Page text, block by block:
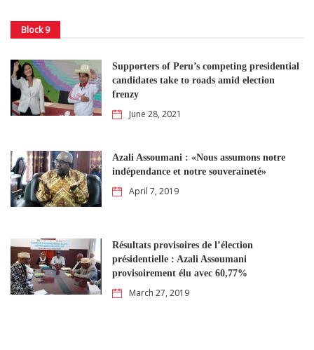
Block 9
Supporters of Peru’s competing presidential
candidates take to roads amid election
frenzy
June 28, 2021
Azali Assoumani : «Nous assumons notre
indépendance et notre souveraineté»
April 7, 2019
Résultats provisoires de l’élection
présidentielle : Azali Assoumani
provisoirement élu avec 60,77%
March 27, 2019